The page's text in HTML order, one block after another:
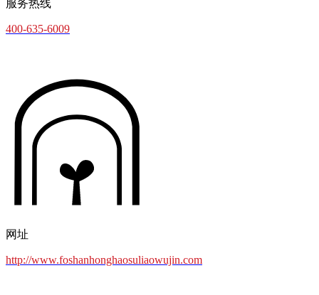
服务热线
400-635-6009
网址
http://www.foshanhonghaosuliaowujin.com